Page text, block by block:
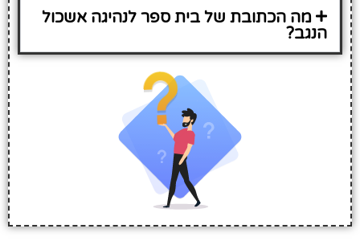
מה הכתובת של בית ספר לנהיגה אשכול
הנגב?